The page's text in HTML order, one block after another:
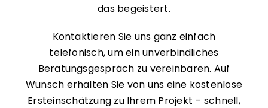
das begeistert.
Kontaktieren Sie uns ganz einfach
telefonisch, um ein unverbindliches
Beratungsgespräch zu vereinbaren. Auf
Wunsch erhalten Sie von uns eine kostenlose
Ersteinschätzung zu Ihrem Projekt – schnell,